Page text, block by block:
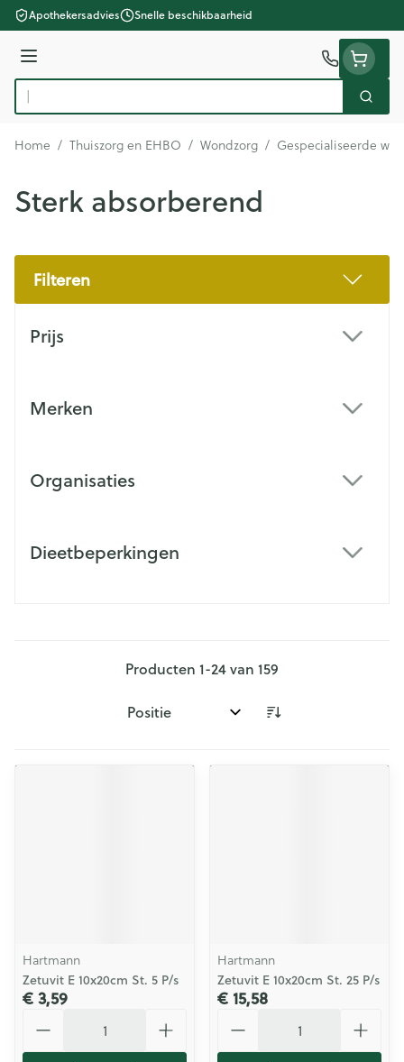
Ga naar de inhoud
Apothekersadvies Snelle beschikbaarheid
Menu
Product, merk, categorie... Zoek
Home / Thuiszorg en EHBO / Wondzorg / Gespecialiseerde
Sterk absorberend
Filteren
Prijs
Merken
Organisaties
Dieetbeperkingen
Producten 1-24van 159
Sorteer op:
Hartmann
Zetuvit E 10x20cm St. 5 P/s
€ 3,59
Hartmann
Zetuvit E 10x20cm St. 25 P/s
€ 15,58